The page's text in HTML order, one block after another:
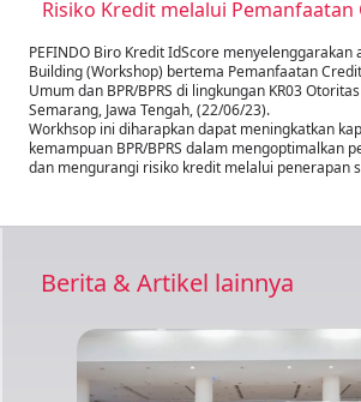
Risiko Kredit melalui Pemanfaatan
PEFINDO Biro Kredit IdScore menyelenggarakan
Building (Workshop) bertema Pemanfaatan
Umum dan BPR/BPRS di lingkungan KR03
Semarang, Jawa Tengah, (22/06/23).
Workhsop ini diharapkan dapat meningkatkan
kemampuan BPR/BPRS dalam mengoptimalkan
dan mengurangi risiko kredit melalui penerapan
Berita & Artikel lainnya